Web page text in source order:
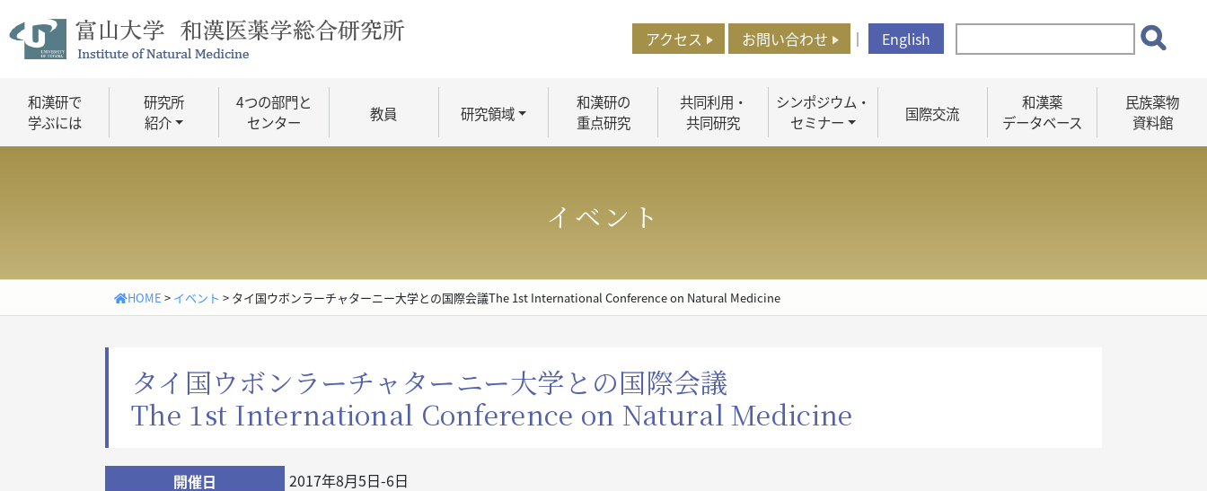
to
content
アクセス お問い合わせ ｜ English
和漢研で
学ぶには
研究所
紹介
4つの部門と
センター
教員 研究領域
和漢研の
重点研究
共同利用・
共同研究
シンポジウム・
セミナー
国際交流
和漢薬
データベース
民族薬物
資料館
イベント
HOME > イベント > タイ国ウボンラーチャターニー大学との国際会議The 1st International Conference on Natural Medicine
タイ国ウボンラーチャターニー大学との国際会議
The 1st International Conference on Natural Medicine
開催日
2017年8月5日-6日